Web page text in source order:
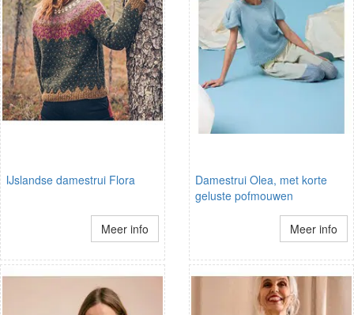
IJslandse damestrui Flora
Meer info
Damestrui Olea, met korte
geluste pofmouwen
Meer info